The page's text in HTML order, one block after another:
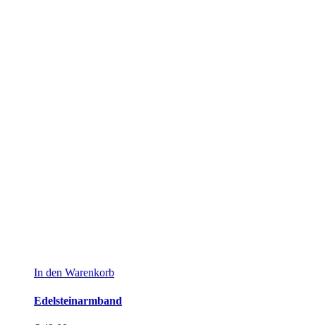
In den Warenkorb
Edelsteinarmband